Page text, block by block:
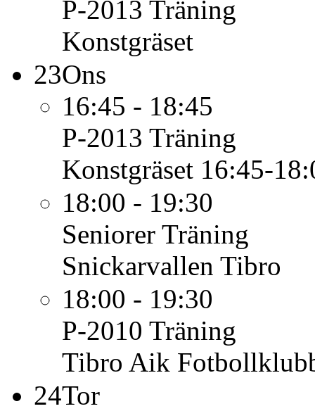
P-2013 Träning
Konstgräset
23Ons
16:45 - 18:45
P-2013 Träning
Konstgräset 16:45-
18:00 - 19:30
Seniorer Träning
Snickarvallen Tibro
18:00 - 19:30
P-2010 Träning
Tibro Aik
24Tor